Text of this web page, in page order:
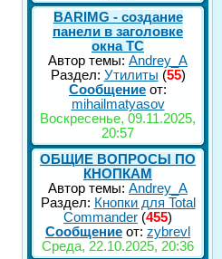
BARIMG - создание
панели в заголовке
окна TC
Автор темы: Andrey_A
Раздел: Утилиты (55)
Сообщение от:
mihailmatyasov
Воскресенье, 09.11.2025,
20:57
ОБЩИЕ ВОПРОСЫ ПО
КНОПКАМ
Автор темы: Andrey_A
Раздел: Кнопки для Total
Commander (455)
Сообщение от: zybrevl
Среда, 22.10.2025, 20:36